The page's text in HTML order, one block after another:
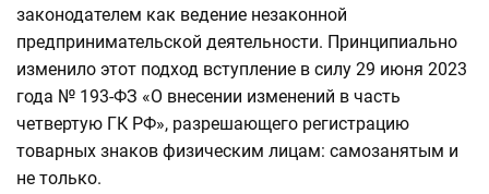
законодателем как ведение незаконной
предпринимательской деятельности. Принципиально
изменило этот подход вступление в силу 29 июня 2023
года № 193-ФЗ «О внесении изменений в часть
четвертую ГК РФ», разрешающего регистрацию
товарных знаков физическим лицам: самозанятым и
не только.